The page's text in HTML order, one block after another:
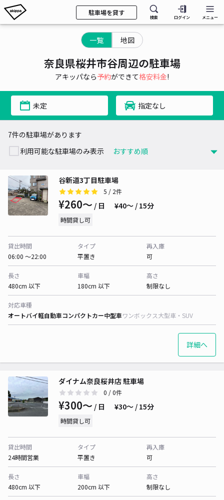
駐車場を貸す
検索 ログイン メニュー
一覧 地図
奈良県桜井市谷周辺の駐車場
アキッパなら予約ができて格安料金!
未定 指定なし
7件の駐車場があります
利用可能な駐車場のみ表示
谷新道3丁目駐車場
5 / 2件
¥260〜 / 日 ¥40〜 / 15分
時間貸し可
貸出時間
06:00 〜22:00
タイプ
平置き
再入庫
可
長さ
480cm 以下
車幅
180cm 以下
高さ
制限なし
対応車種
オートバイ軽自動車コンパクトカー中型車ワンボックス大型車・SUV
詳細へ
ダイナム奈良桜井店 駐車場
0 / 0件
¥300〜 / 日 ¥30〜 / 15分
時間貸し可
貸出時間
24時間営業
タイプ
平置き
再入庫
可
長さ
480cm 以下
車幅
200cm 以下
高さ
制限なし